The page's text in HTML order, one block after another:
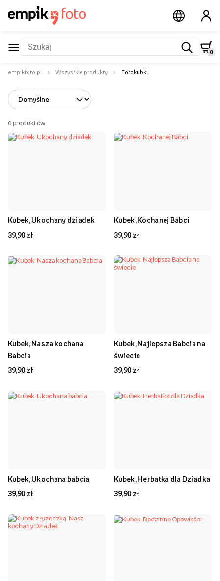
0
empikfoto.pl Wszystkie produkty Fotokubki
0 produktów
Kubek, Ukochany dziadek
39,90 zł
Kubek, Kochanej Babci
39,90 zł
Kubek, Nasza kochana
Babcia
39,90 zł
Kubek, Najlepsza Babcia na
świecie
39,90 zł
Kubek, Ukochana babcia
39,90 zł
Kubek, Herbatka dla Dziadka
39,90 zł